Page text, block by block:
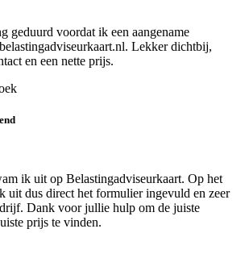
geduurd voordat ik een aangename
Lekker dichtbij,
en een nette prijs.
ik uit op Belastingadviseurkaart. Op het
uit dus direct het formulier ingevuld en zeer
Dank voor jullie hulp om de juiste
prijs te vinden.